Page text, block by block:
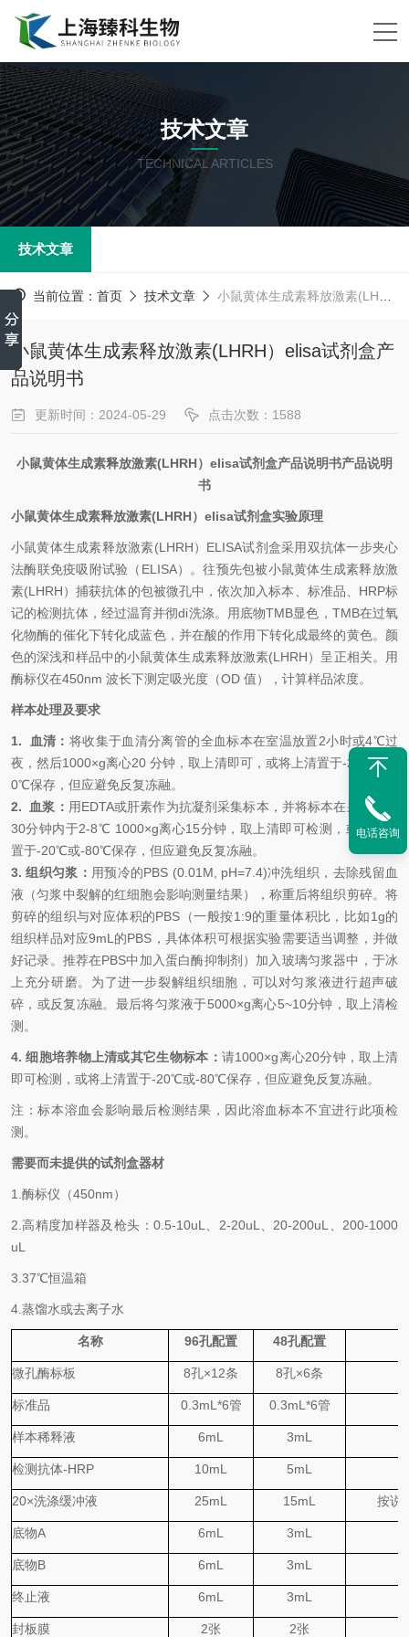
技术文章
TECHNICAL ARTICLES
技术文章
当前位置： 首页 技术文章 小鼠黄体生成素释放激素(LHRH）elisa试剂盒产品说明书
小鼠黄体生成素释放激素(LHRH）elisa试剂盒产
品说明书
更新时间：2024-05-29 点击次数：1588
小鼠黄体生成素释放激素(LHRH）elisa试剂盒产品说明书产品说明
书
小鼠黄体生成素释放激素(LHRH）elisa试剂盒实验原理
小鼠黄体生成素释放激素(LHRH） ELISA试剂盒采用双抗体一步夹心
法酶联免疫吸附试验（ELISA）。往预先包被小鼠黄体生成素释放激
素(LHRH）捕获抗体的包被微孔中，依次加入标本、标准品、HRP标
记的检测抗体，经过温育并彻di洗涤。用底物TMB显色，TMB在过氧
化物酶的催化下转化成蓝色，并在酸的作用下转化成最终的黄色。颜
色的深浅和样品中的小鼠黄体生成素释放激素(LHRH）呈正相关。用
酶标仪在450nm 波长下测定吸光度（OD 值），计算样品浓度。
样本处理及要求
1. 血清： 将收集于血清分离管的全血标本在室温放置2小时或4℃过
夜，然后1000×g离心20 分钟，取上清即可，或将上清置于-20℃或-8
0℃保存，但应避免反复冻融。
2.
血浆： 用EDTA或肝素作为抗凝剂采集标本，并将标本在采集后的
30分钟内于2-8℃ 1000×g离心15分钟，取上清即可检测，或将上清
置于-20℃或-80℃保存，但应避免反复冻融。
3. 组织匀浆： 用预冷的PBS (0.01M, pH=7.4)冲洗组织，去除残留血
液（匀浆中裂解的红细胞会影响测量结果），称重后将组织剪碎。将
剪碎的组织与对应体积的PBS（一般按1:9的重量体积比，比如1g的
组织样品对应9mL的PBS，具体体积可根据实验需要适当调整，并做
好记录。推荐在PBS中加入蛋白酶抑制剂）加入玻璃匀浆器中，于冰
上充分研磨。为了进一步裂解组织细胞，可以对匀浆液进行超声破
碎，或反复冻融。最后将匀浆液于5000×g离心5~10分钟，取上清检
测。
4. 细胞培养物上清或其它生物标本： 请1000×g离心20分钟，取上清
即可检测，或将上清置于-20℃或-80℃保存，但应避免反复冻融。
注：标本溶血会影响最后检测结果，因此溶血标本不宜进行此项检
测。
需要而未提供的试剂盒器材
1.酶标仪（450nm）
2.高精度加样器及枪头： 0.5-10uL 2-20uL 20-200uL
200-1000
uL
3. 37℃恒温箱
4.蒸馏水或去离子水
名称 96孔配置 48孔配置
微孔酶标板 8孔×12条 8孔×6条
标准品 0. 3mL*6管 0. 3mL*6管
样本稀释液 6mL 3mL
检测抗体-HRP 10mL 5mL
20×洗涤缓冲液 25mL 15mL 按说
底物A 6mL 3mL
底物B 6mL 3mL
终止液 6mL 3mL
封板膜 2张 2张
电话咨询